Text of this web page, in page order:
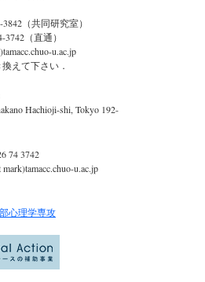
（共同研究室）
（直通）
u.ac.jp
えて下さい．
Hachioji-shi, Tokyo 192-
74 3742
u.ac.jp
心理学専攻